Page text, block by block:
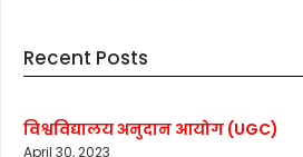
Recent Posts
विश्वविद्यालय अनुदान आयोग (UGC)
April 30, 2023